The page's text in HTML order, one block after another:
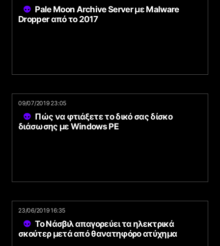
Pale Moon Archive Server με Malware
Dropper από το 2017
09/07/2019 23:05
Πώς να φτιάξετε το δικό σας δίσκο
διάσωσης με Windows PE
23/06/2019 16:35
Το Νάσβιλ απαγορεύει τα ηλεκτρικά
σκούτερ μετά από θανατηφόρο ατύχημα